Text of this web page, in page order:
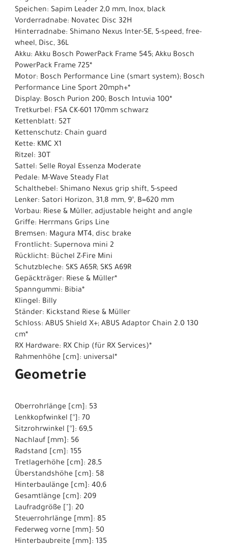
Speichen: Sapim Leader 2,0 mm, Inox, black
Vorderradnabe: Novatec Disc 32H
Hinterradnabe: Shimano Nexus Inter-5E, 5-speed, free-
wheel, Disc, 36L
Akku: Akku Bosch PowerPack Frame 545; Akku Bosch
PowerPack Frame 725*
Motor: Bosch Performance Line (smart system); Bosch
Performance Line Sport 20mph+*
Display: Bosch Purion 200; Bosch Intuvia 100*
Tretkurbel: FSA CK-601 170mm schwarz
Kettenblatt: 52T
Kettenschutz: Chain guard
Kette: KMC X1
Ritzel: 30T
Sattel: Selle Royal Essenza Moderate
Pedale: M-Wave Steady Flat
Schalthebel: Shimano Nexus grip shift, 5-speed
Lenker: Satori Horizon, 31,8 mm, 9°, B=620 mm
Vorbau: Riese & Müller, adjustable height and angle
Griffe: Herrmans Grips Line
Bremsen: Magura MT4, disc brake
Frontlicht: Supernova mini 2
Rücklicht: Büchel Z-Fire Mini
Schutzbleche: SKS A65R; SKS A69R
Gepäckträger: Riese & Müller*
Spanngummi: Bibia*
Klingel: Billy
Ständer: Kickstand Riese & Müller
Schloss: ABUS Shield X+; ABUS Adaptor Chain 2.0 130
cm*
RX Hardware: RX Chip (für RX Services)*
Rahmenhöhe [cm]: universal*
Geometrie
Oberrohrlänge [cm]: 53
Lenkkopfwinkel [°]: 70
Sitzrohrwinkel [°]: 69,5
Nachlauf [mm]: 56
Radstand [cm]: 155
Tretlagerhöhe [cm]: 28,5
Überstandshöhe [cm]: 58
Hinterbaulänge [cm]: 40,6
Gesamtlänge [cm]: 209
Laufradgröße ["]: 20
Steuerrohrlänge [mm]: 85
Federweg vorne [mm]: 50
Hinterbaubreite [mm]: 135